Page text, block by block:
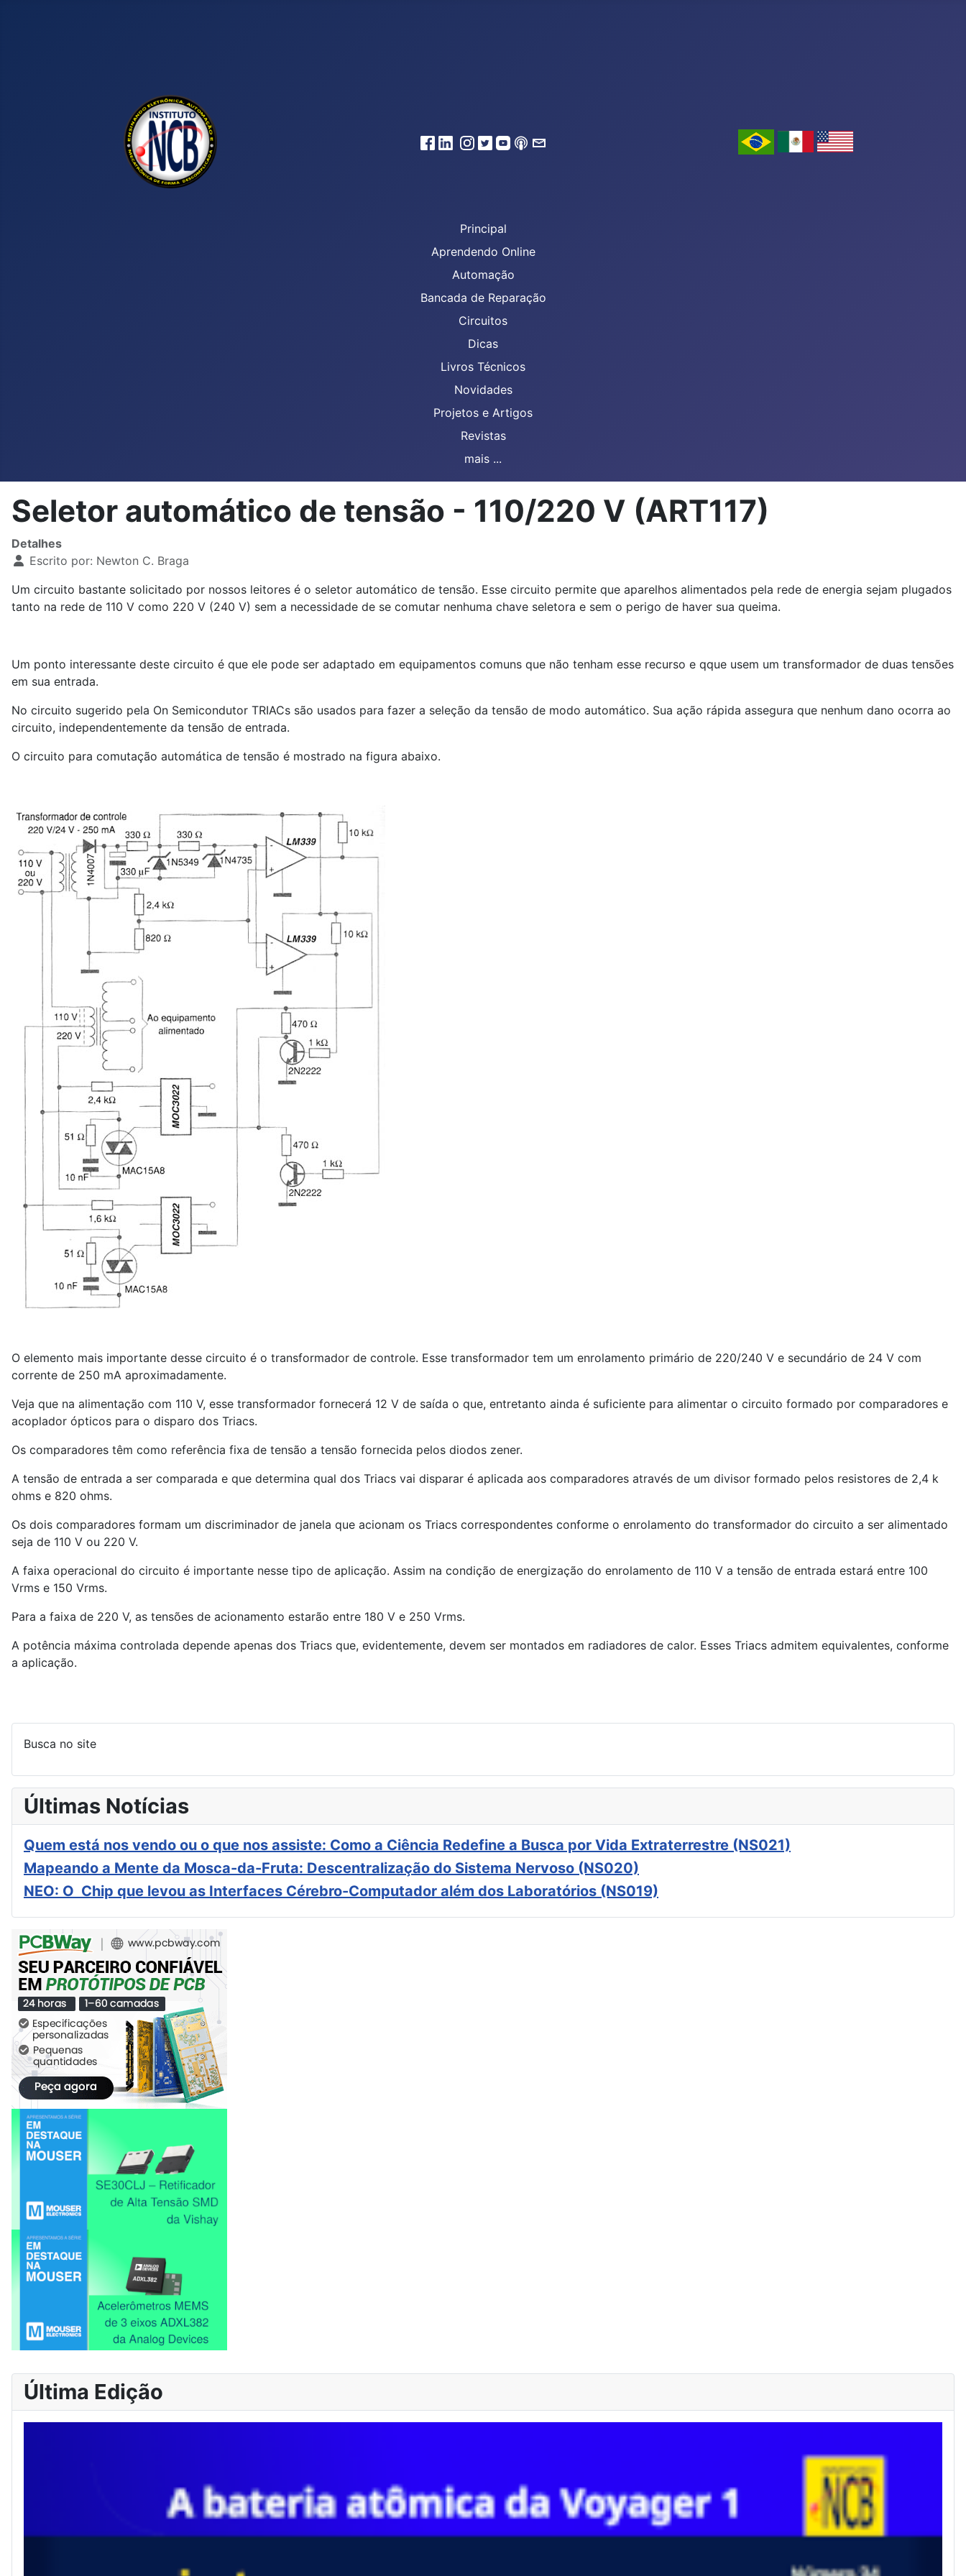
Principal
Aprendendo Online
Automação
Bancada de Reparação
Circuitos
Dicas
Livros Técnicos
Novidades
Projetos e Artigos
Revistas
mais ...
Seletor automático de tensão - 110/220 V (ART117)
Detalhes
Escrito por: Newton C. Braga
Um circuito bastante solicitado por nossos leitores é o seletor automático de tensão. Esse circuito permite que aparelhos alimentados pela rede de energia sejam plugados
tanto na rede de 110 V como 220 V (240 V) sem a necessidade de se comutar nenhuma chave seletora e sem o perigo de haver sua queima.
Um ponto interessante deste circuito é que ele pode ser adaptado em equipamentos comuns que não tenham esse recurso e qque usem um transformador de duas tensões
em sua entrada.
No circuito sugerido pela On Semicondutor TRIACs são usados para fazer a seleção da tensão de modo automático. Sua ação rápida assegura que nenhum dano ocorra ao
circuito, independentemente da tensão de entrada.
O circuito para comutação automática de tensão é mostrado na figura abaixo.
O elemento mais importante desse circuito é o transformador de controle. Esse transformador tem um enrolamento primário de 220/240 V e secundário de 24 V com
corrente de 250 mA aproximadamente.
Veja que na alimentação com 110 V, esse transformador fornecerá 12 V de saída o que, entretanto ainda é suficiente para alimentar o circuito formado por comparadores e
acoplador ópticos para o disparo dos Triacs.
Os comparadores têm como referência fixa de tensão a tensão fornecida pelos diodos zener.
A tensão de entrada a ser comparada e que determina qual dos Triacs vai disparar é aplicada aos comparadores através de um divisor formado pelos resistores de 2,4 k
ohms e 820 ohms.
Os dois comparadores formam um discriminador de janela que acionam os Triacs correspondentes conforme o enrolamento do transformador do circuito a ser alimentado
seja de 110 V ou 220 V.
A faixa operacional do circuito é importante nesse tipo de aplicação. Assim na condição de energização do enrolamento de 110 V a tensão de entrada estará entre 100
Vrms e 150 Vrms.
Para a faixa de 220 V, as tensões de acionamento estarão entre 180 V e 250 Vrms.
A potência máxima controlada depende apenas dos Triacs que, evidentemente, devem ser montados em radiadores de calor. Esses Triacs admitem equivalentes, conforme
a aplicação.
Busca no site
Últimas Notícias
Quem está nos vendo ou o que nos assiste: Como a Ciência Redefine a Busca por Vida Extraterrestre (NS021)
Mapeando a Mente da Mosca-da-Fruta: Descentralização do Sistema Nervoso (NS020)
NEO: O Chip que levou as Interfaces Cérebro-Computador além dos Laboratórios (NS019)
Última Edição